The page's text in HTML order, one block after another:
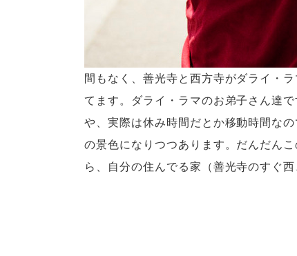
間もなく、善光寺と西方寺がダライ・
てます。ダライ・ラマのお弟子さん達
や、実際は休み時間だとか移動時間な
の景色になりつつあります。だんだん
ら、自分の住んでる家（善光寺のすぐ